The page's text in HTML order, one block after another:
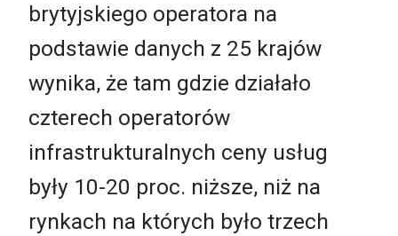
brytyjskiego operatora na
podstawie danych z 25 krajów
wynika, że tam gdzie działało
czterech operatorów
infrastrukturalnych ceny usług
były 10-20 proc. niższe, niż na
rynkach na których było trzech